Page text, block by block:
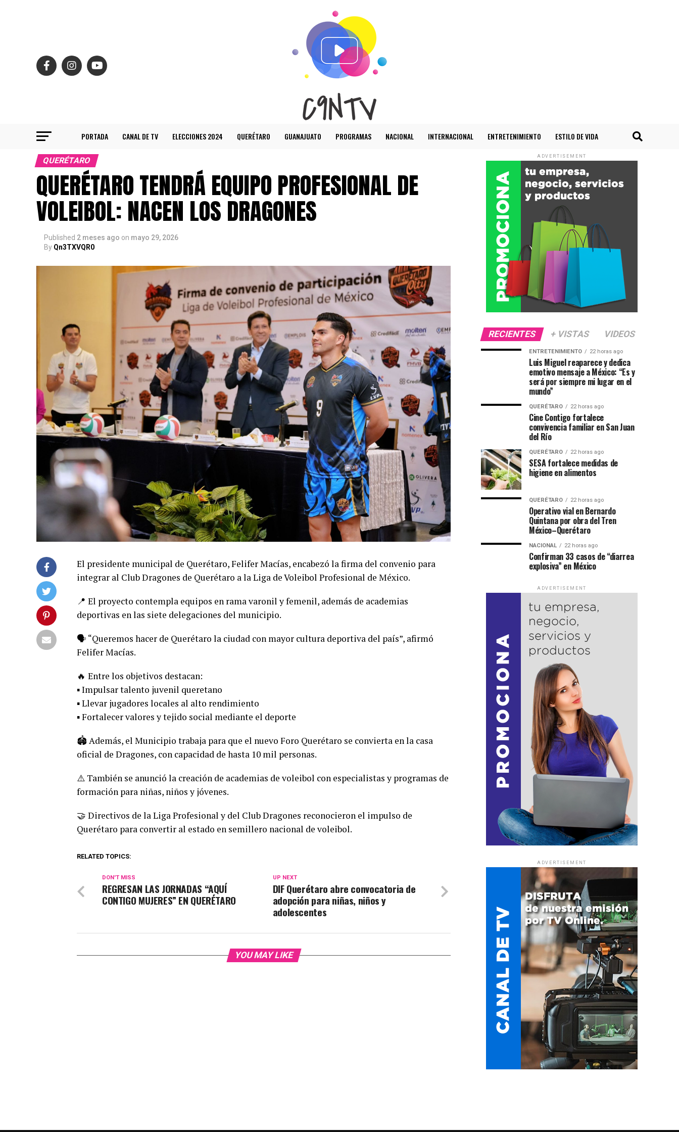
PORTADA CANAL DE TV ELECCIONES 2024 QUERÉTARO GUANAJUATO PROGRAMAS NACIONAL INTERNACIONAL ENTRETENIMIENTO ESTILO DE VIDA
QUERÉTARO
QUERÉTARO TENDRÁ EQUIPO PROFESIONAL DE
VOLEIBOL: NACEN LOS DRAGONES
Published 2 meses ago on mayo 29, 2026
By Qn3TXVQR0
El presidente municipal de Querétaro, Felifer Macías, encabezó la firma del convenio para
integrar al Club Dragones de Querétaro a la Liga de Voleibol Profesional de México.
📍 El proyecto contempla equipos en rama varonil y femenil, además de academias
deportivas en las siete delegaciones del municipio.
🗣️ “Queremos hacer de Querétaro la ciudad con mayor cultura deportiva del país”, afirmó
Felifer Macías.
🔥 Entre los objetivos destacan:
▪️ Impulsar talento juvenil queretano
▪️ Llevar jugadores locales al alto rendimiento
▪️ Fortalecer valores y tejido social mediante el deporte
🏟️ Además, el Municipio trabaja para que el nuevo Foro Querétaro se convierta en la casa
oficial de Dragones, con capacidad de hasta 10 mil personas.
⚠️ También se anunció la creación de academias de voleibol con especialistas y programas de
formación para niñas, niños y jóvenes.
🤝 Directivos de la Liga Profesional y del Club Dragones reconocieron el impulso de
Querétaro para convertir al estado en semillero nacional de voleibol.
RELATED TOPICS:
UP NEXT
DIF Querétaro abre convocatoria de
adopción para niñas, niños y
adolescentes
DON'T MISS
REGRESAN LAS JORNADAS “AQUÍ
CONTIGO MUJERES” EN QUERÉTARO
YOU MAY LIKE
ADVERTISEMENT
RECIENTES + VISTAS VIDEOS
ENTRETENIMIENTO 22 horas ago
Luis Miguel reaparece y dedica
emotivo mensaje a México: “Es y
será por siempre mi lugar en el
mundo”
QUERÉTARO 22 horas ago
Cine Contigo fortalece
convivencia familiar en San Juan
del Río
QUERÉTARO 22 horas ago
SESA fortalece medidas de
higiene en alimentos
QUERÉTARO 22 horas ago
Operativo vial en Bernardo
Quintana por obra del Tren
México–Querétaro
NACIONAL 22 horas ago
Confirman 33 casos de “diarrea
explosiva” en México
ADVERTISEMENT
ADVERTISEMENT